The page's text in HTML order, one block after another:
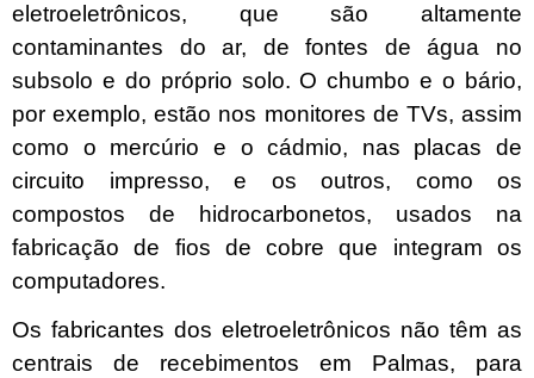
eletroeletrônicos, que são altamente
contaminantes do ar, de fontes de água no
subsolo e do próprio solo. O chumbo e o bário,
por exemplo, estão nos monitores de TVs, assim
como o mercúrio e o cádmio, nas placas de
circuito impresso, e os outros, como os
compostos de hidrocarbonetos, usados na
fabricação de fios de cobre que integram os
computadores.
Os fabricantes dos eletroeletrônicos não têm as
centrais de recebimentos em Palmas, para